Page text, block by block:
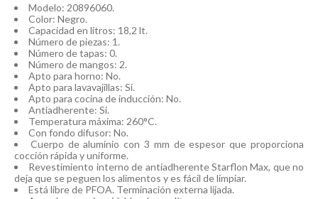
Modelo: 20896060.
Color: Negro.
Capacidad en litros: 18,2 lt.
Número de piezas: 1.
Número de tapas: 0.
Número de mangos: 2.
Apto para horno: No.
Apto para lavavajillas: Si.
Apto para cocina de inducción: No.
Antiadherente: Si.
Temperatura máxima: 260°C.
Con fondo difusor: No.
Cuerpo de aluminio con 3 mm de espesor que proporciona
cocción rápida y uniforme.
Revestimiento interno de antiadherente Starflon Max, que no
deja que se peguen los alimentos y es fácil de limpiar.
Está libre de PFOA. Terminación externa lijada.